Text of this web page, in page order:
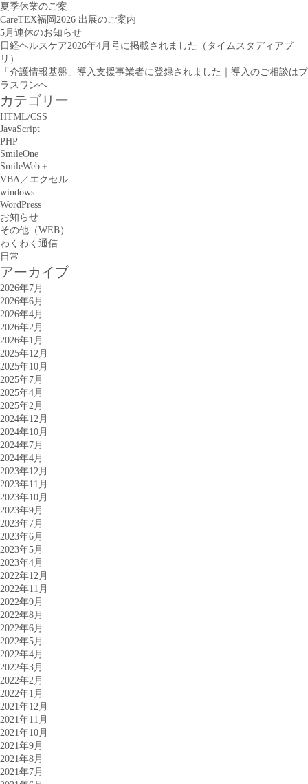
夏季休業のご案
CareTEX福岡2026 出展のご案内
5月連休のお知らせ
日経ヘルスケア2026年4月号に掲載されました（タイムスタディアプ
リ）
「介護情報基盤」導入支援事業者に登録されました｜導入のご相談はプ
ラスワンへ
カテゴリー
HTML/CSS
JavaScript
PHP
SmileOne
SmileWeb＋
VBA／エクセル
windows
WordPress
お知らせ
その他（WEB）
わくわく通信
日常
アーカイブ
2026年7月
2026年6月
2026年4月
2026年2月
2026年1月
2025年12月
2025年10月
2025年7月
2025年4月
2025年2月
2024年12月
2024年10月
2024年7月
2024年4月
2023年12月
2023年11月
2023年10月
2023年9月
2023年7月
2023年6月
2023年5月
2023年4月
2022年12月
2022年11月
2022年9月
2022年8月
2022年6月
2022年5月
2022年4月
2022年3月
2022年2月
2022年1月
2021年12月
2021年11月
2021年10月
2021年9月
2021年8月
2021年7月